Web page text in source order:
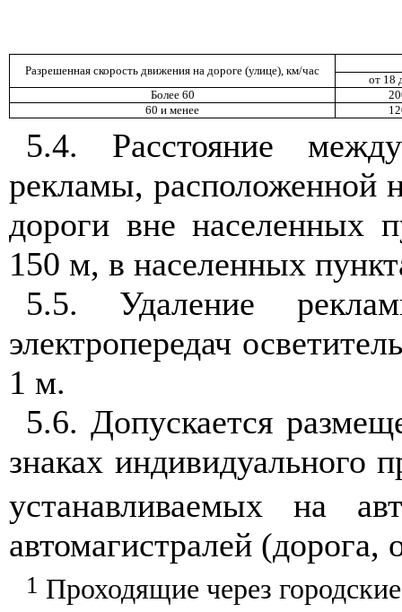
Разрешенная скорость движения на дороге (улице), км/час
от 18
Более 60
60 и менее
5.4. Расстояние
рекламы, расположенной
дороги вне населенных
150 м, в населенных
5.5. Удаление
электропередач
1 м.
5.6. Допускается
знаках индивидуального
устанавливаемых на
автомагистралей (дорога,
1 Проходящие через